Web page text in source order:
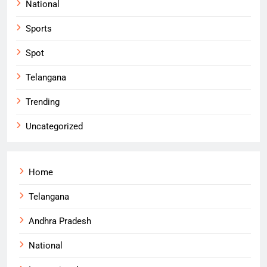
National
Sports
Spot
Telangana
Trending
Uncategorized
Home
Telangana
Andhra Pradesh
National